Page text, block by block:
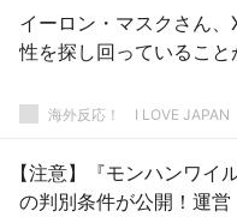
イーロン・マスクさん
性を探し回っているこ
海外反応！ I LOVE JAPAN
【注意】『モンハンワイ
の判別条件が公開！運